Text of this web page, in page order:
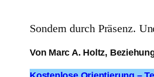
Sondern durch Präsenz.
Von Marc A. Holtz,